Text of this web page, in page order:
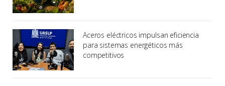
Aceros eléctricos impulsan eficiencia
para sistemas energéticos más
competitivos